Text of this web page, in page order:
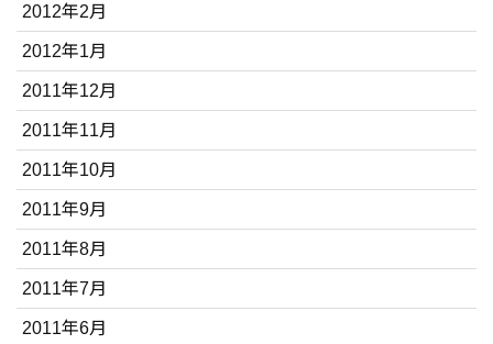
2012年2月
2012年1月
2011年12月
2011年11月
2011年10月
2011年9月
2011年8月
2011年7月
2011年6月